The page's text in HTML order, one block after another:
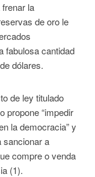
la
de oro le
fabulosa cantidad
dólares.
de ley titulado
propone “impedir
la democracia” y
sancionar a
compre o venda
(1).